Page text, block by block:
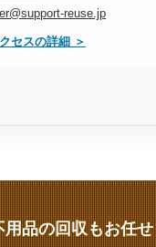
reuse.jp
セスの詳細 ＞
品の回収もお任